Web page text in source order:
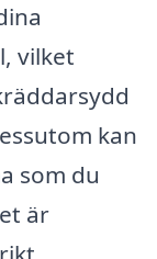
vilket
kan
som du
är